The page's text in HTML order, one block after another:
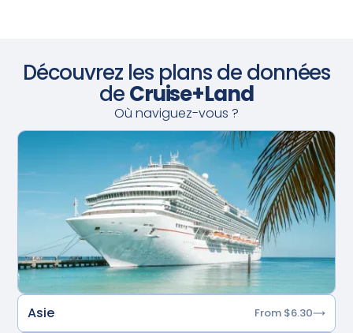
Découvrez les plans de données
deCruise+Land
Où naviguez-vous ?
Asie From $6.30